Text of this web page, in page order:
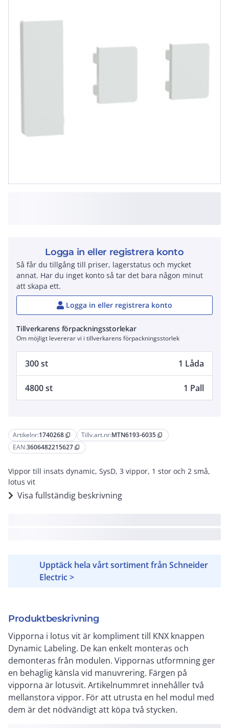
Artikelnr:1740268 content_copy Tillv.art.nr:MTN6193-6035 content_copy
EAN:3606482215627 content_copy
Vippor till insats dynamic, SysD, 3 vippor, 1 stor och 2 små,
lotus vit
Visa fullständig beskrivning
Upptäck hela vårt sortiment från Schneider
Electric >
Produktbeskrivning
Vipporna i lotus vit är kompliment till KNX knappen
Dynamic Labeling. De kan enkelt monteras och
demonteras från modulen. Vippornas utformning ger
en behaglig känsla vid manuvrering. Färgen på
vipporna är lotusvit. Artikelnummret innehåller två
mellanstora vippor. För att utrusta en hel modul med
dem är det nödvändigt att köpa två stycken.
Logga in eller registrera konto
Så får du tillgång till priser, lagerstatus och mycket
annat. Har du inget konto så tar det bara någon minut
att skapa ett.
Logga in eller registrera konto
Tillverkarens förpackningsstorlekar
Om möjligt levererar vi i tillverkarens förpackningsstorlek
300 st 1 Låda
4800 st 1 Pall